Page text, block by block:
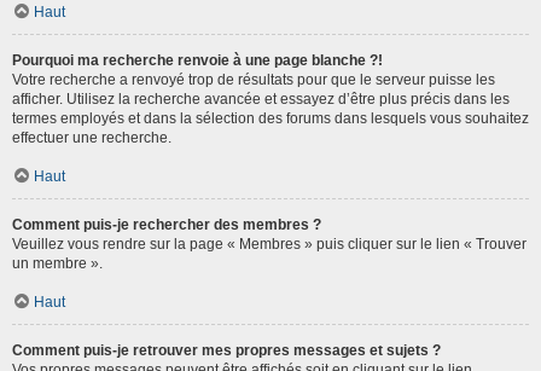
Haut
Pourquoi ma recherche renvoie à une page blanche ?!
Votre recherche a renvoyé trop de résultats pour que le serveur puisse les
afficher. Utilisez la recherche avancée et essayez d’être plus précis dans les
termes employés et dans la sélection des forums dans lesquels vous souhaitez
effectuer une recherche.
Haut
Comment puis-je rechercher des membres ?
Veuillez vous rendre sur la page « Membres » puis cliquer sur le lien « Trouver
un membre ».
Haut
Comment puis-je retrouver mes propres messages et sujets ?